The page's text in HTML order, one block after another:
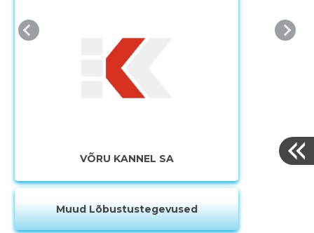
VÕRU KANNEL SA
Muud Lõbustustegevused